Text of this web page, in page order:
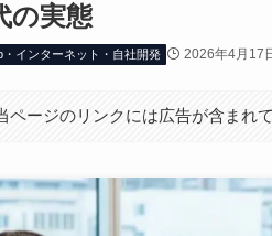
の実態
・インターネット・自社開発 2026年4月17
ページのリンクには広告が含まれて